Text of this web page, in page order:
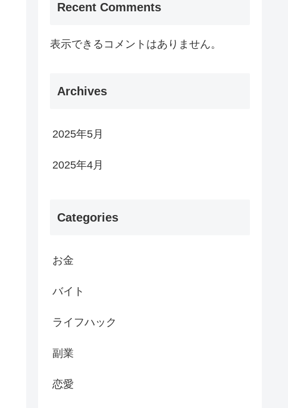
Recent Comments
表示できるコメントはありません。
Archives
2025年5月
2025年4月
Categories
お金
バイト
ライフハック
副業
恋愛